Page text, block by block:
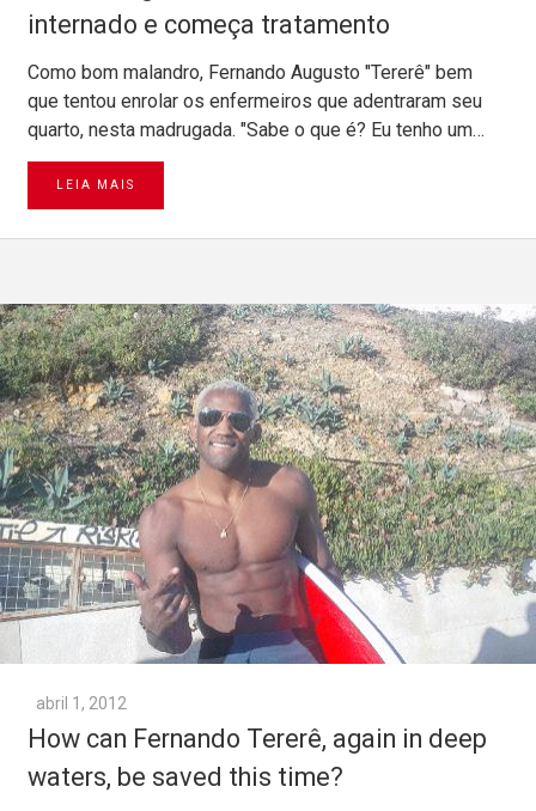
internado e começa tratamento
Como bom malandro, Fernando Augusto "Tererê" bem
que tentou enrolar os enfermeiros que adentraram seu
quarto, nesta madrugada. "Sabe o que é? Eu tenho um…
LEIA MAIS
abril 1, 2012
How can Fernando Tererê, again in deep
waters, be saved this time?